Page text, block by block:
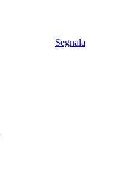
Segnala